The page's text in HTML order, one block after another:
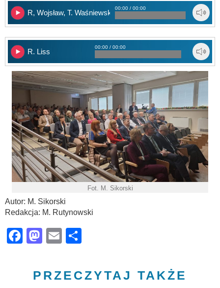
R, Wojsław, T. Waśniewski
00:00 / 00:00
R. Liss
00:00 / 00:00
Fot. M. Sikorski
Autor: M. Sikorski
Redakcja: M. Rutynowski
Facebook
Mastodon
Email
PRZECZYTAJ TAKŻE